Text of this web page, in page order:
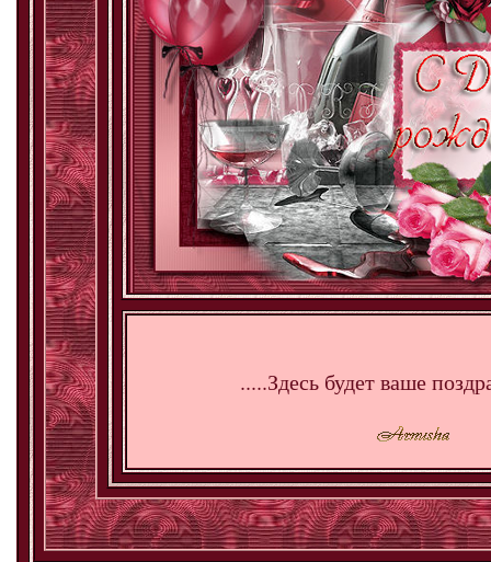
.....Здесь будет ваше